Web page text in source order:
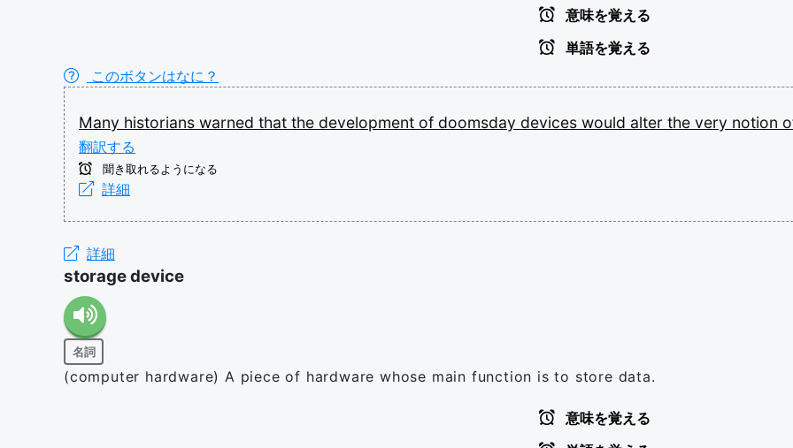
意味を覚える
単語を覚える
このボタンはなに？
Many historians warned that the development of doomsday devices would alter the very notion
翻訳する
聞き取れるようになる
詳細
詳細
storage device
名詞
(computer hardware) A piece of hardware whose main function is to store data.
意味を覚える